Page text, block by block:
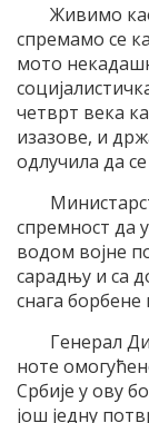
Живимо
спремамо се
мото
четврт века
изазове, и
одлучила да
спремност да
водом војне
сарадњу и са
снага борбене
Генерал
ноте
Србије у ову
још једну